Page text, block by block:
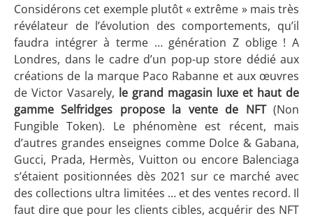
Considérons cet exemple plutôt « extrême » mais très
révélateur de l’évolution des comportements, qu’il
faudra intégrer à terme … génération Z oblige ! A
Londres, dans le cadre d’un pop-up store dédié aux
créations de la marque Paco Rabanne et aux œuvres
de Victor Vasarely, le grand magasin luxe et haut de
gamme Selfridges propose la vente de NFT(Non
Fungible Token). Le phénomène est récent, mais
d’autres grandes enseignes comme Dolce & Gabana,
Gucci, Prada, Hermès, Vuitton ou encore Balenciaga
s’étaient positionnées dès 2021 sur ce marché avec
des collections ultra limitées … et des ventes record. Il
faut dire que pour les clients cibles, acquérir des NFT